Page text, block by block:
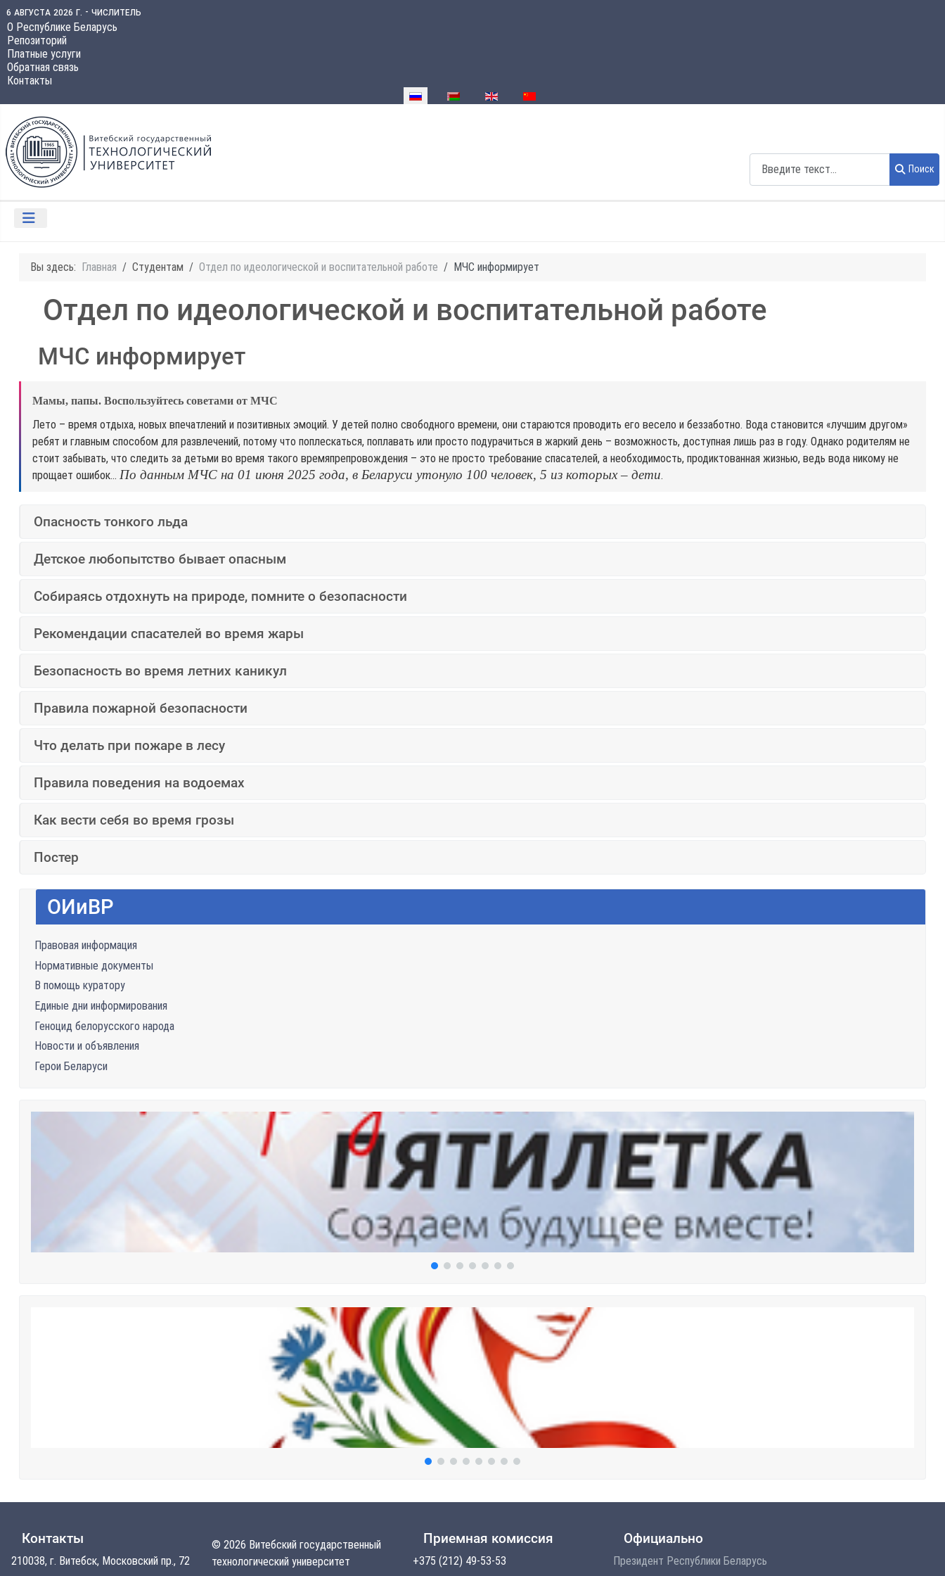
6 августа 2026 г. - числитель
О Республике Беларусь
Репозиторий
Платные услуги
Обратная связь
Контакты
Выберите язык
Поиск
Вы здесь: Главная Студентам Отдел по идеологической и воспитательной работе МЧС информирует
Отдел по идеологической и воспитательной работе
МЧС информирует
Мамы, папы. Воспользуйтесь советами от МЧС
Лето – время отдыха, новых впечатлений и позитивных эмоций. У детей полно свободного времени, они стараются проводить его весело и беззаботно. Вода становится «лучшим другом»
ребят и главным способом для развлечений, потому что поплескаться, поплавать или просто подурачиться в жаркий день – возможность, доступная лишь раз в году. Однако родителям не
стоит забывать, что следить за детьми во время такого времяпрепровождения – это не просто требование спасателей, а необходимость, продиктованная жизнью, ведь вода никому не
прощает ошибок…По данным МЧС на 01 июня 2025 года, в Беларуси утонуло 100 человек, 5 из которых – дети.
Опасность тонкого льда
Детское любопытство бывает опасным
Собираясь отдохнуть на природе, помните о безопасности
Рекомендации спасателей во время жары
Безопасность во время летних каникул
Правила пожарной безопасности
Что делать при пожаре в лесу
Правила поведения на водоемах
Как вести себя во время грозы
Постер
ОИиВР
Правовая информация
Нормативные документы
В помощь куратору
Единые дни информирования
Геноцид белорусского народа
Новости и объявления
Герои Беларуси
Контакты
210038, г. Витебск, Московский пр., 72
© 2026 Витебский государственный
технологический университет
Приемная комиссия
+375 (212) 49-53-53
Официально
Президент Республики Беларусь